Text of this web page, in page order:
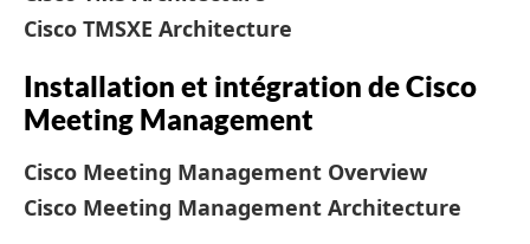
Cisco TMSXE Architecture
Installation et intégration de Cisco
Meeting Management
Cisco Meeting Management Overview
Cisco Meeting Management Architecture